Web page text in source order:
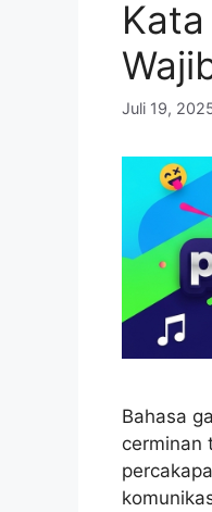
Juli 19,
Bahasa
cerminan